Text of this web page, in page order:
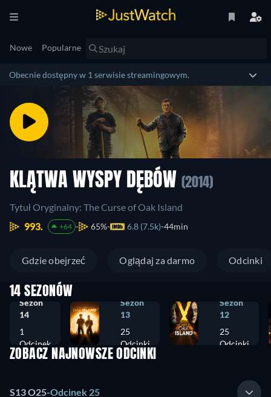
Nowe Popularne
Obecnie dostępny w 1 serwisie streamingowym.
KLĄTWA WYSPY DĘBÓW (2014)
Tytuł Oryginalny: The Curse of Oak Island
993.
+64 65% 6.8 (7.5k) 44min
Gdzie obejrzeć Oglądaj za darmo Odcinki
14 SEZONÓW
Sezon
14
1
Odcinek
Sezon
13
25
Odcinki
Sezon
12
25
Odcinki
ZOBACZ NAJNOWSZE ODCINKI
S13 O25-Odcinek 25